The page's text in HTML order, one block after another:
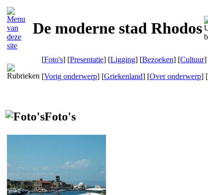
De moderne stad Rhodos
[Foto's] [Presentatie] [Ligging] [Bezoeken] [Cultuur]
[Vorig onderwerp] [Griekenland] [Over onderwerp] [
Foto's